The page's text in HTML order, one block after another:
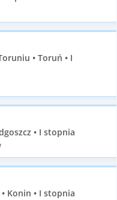
• Toruń • I
• I stopnia
Konin • I stopnia